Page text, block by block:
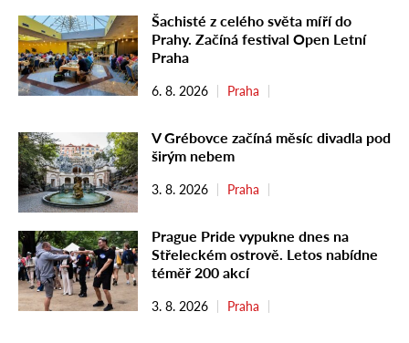
Šachisté z celého světa míří do
Prahy. Začíná festival Open Letní
Praha
6. 8. 2026 Praha
V Grébovce začíná měsíc divadla pod
širým nebem
3. 8. 2026 Praha
Prague Pride vypukne dnes na
Střeleckém ostrově. Letos nabídne
téměř 200 akcí
3. 8. 2026 Praha